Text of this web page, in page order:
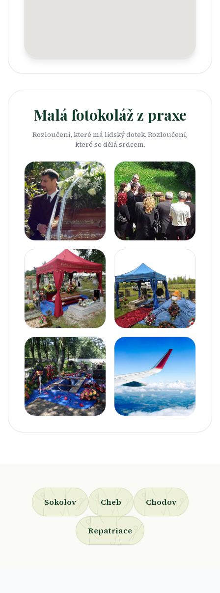
Malá fotokoláž z praxe
Rozloučení, které má lidský dotek. Rozloučení,
které se dělá srdcem.
Sokolov Cheb Chodov
Repatriace